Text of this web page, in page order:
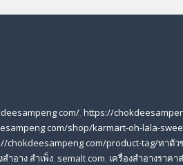
com/, https://
com/shop/karmart-oh-lala-
chokdeesampeng com/product-tag/ทาตัว
สำอาง สำเพ็ง, semalt com, เครื่องสำอางราคา